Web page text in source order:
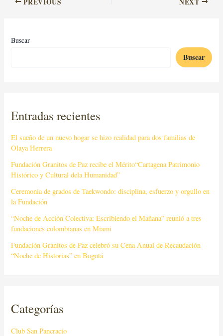
Buscar
Buscar
Entradas recientes
El sueño de un nuevo hogar se hizo realidad para dos familias de
Olaya Herrera
Fundación Granitos de Paz recibe el Mérito“Cartagena Patrimonio
Histórico y Cultural dela Humanidad”
Ceremonia de grados de Taekwondo: disciplina, esfuerzo y orgullo en
la Fundación
“Noche de Acción Colectiva: Escribiendo el Mañana” reunió a tres
fundaciones colombianas en Miami
Fundación Granitos de Paz celebró su Cena Anual de Recaudación
“Noche de Historias” en Bogotá
Categorías
Club San Pancracio